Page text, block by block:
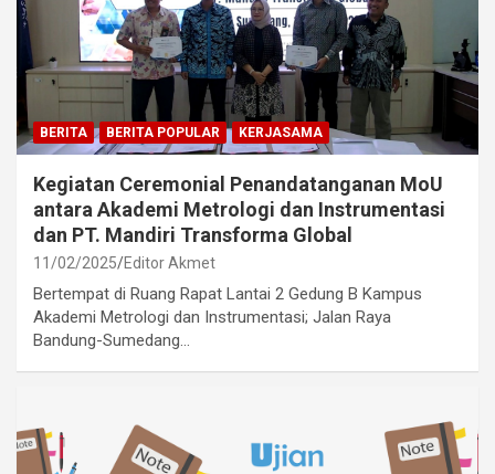
BERITA BERITA POPULAR KERJASAMA
Kegiatan Ceremonial Penandatanganan MoU
antara Akademi Metrologi dan Instrumentasi
dan PT. Mandiri Transforma Global
11/02/2025 Editor Akmet
Bertempat di Ruang Rapat Lantai 2 Gedung B Kampus
Akademi Metrologi dan Instrumentasi; Jalan Raya
Bandung-Sumedang…